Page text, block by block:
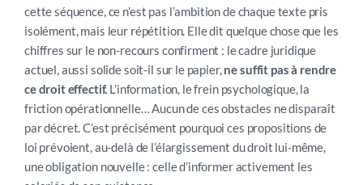
cette séquence, ce n’est pas l’ambition de chaque texte pris
isolément, mais leur répétition. Elle dit quelque chose que les
chiffres sur le non-recours confirment : le cadre juridique
actuel, aussi solide soit-il sur le papier, ne suffit pas à rendre
ce droit effectif. L’information, le frein psychologique, la
friction opérationnelle… Aucun de ces obstacles ne disparaît
par décret. C’est précisément pourquoi ces propositions de
loi prévoient, au-delà de l’élargissement du droit lui-même,
une obligation nouvelle : celle d’informer activement les